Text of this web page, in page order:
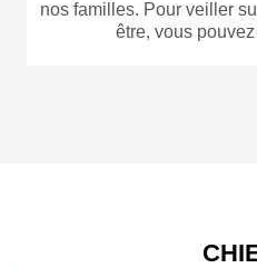
nos familles. Pour veiller
être, vous